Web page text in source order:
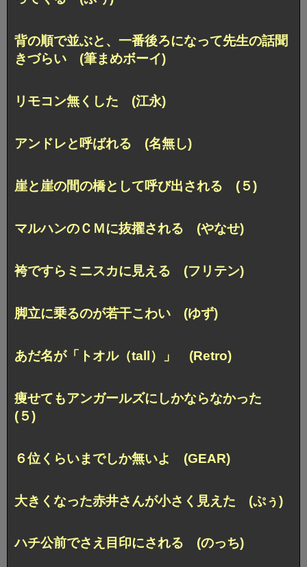
背の順で並ぶと、 一番後ろになって先生の話聞
きづらい (筆まめボーイ)
リモコン無くした (江永)
アンドレと呼ばれる (名無し)
崖と崖の間の橋として呼び出される (５)
マルハンのＣＭに抜擢される (やなせ)
袴ですらミニスカに見える (フリテン)
脚立に乗るのが若干こわい (ゆず)
あだ名が「トオル（tall）」 (Retro)
痩せてもアンガールズにしかならなかった
(５)
６位くらいまでしか無いよ (GEAR)
大きくなった赤井さんが小さく見えた (ぷぅ)
ハチ公前でさえ目印にされる (のっち)